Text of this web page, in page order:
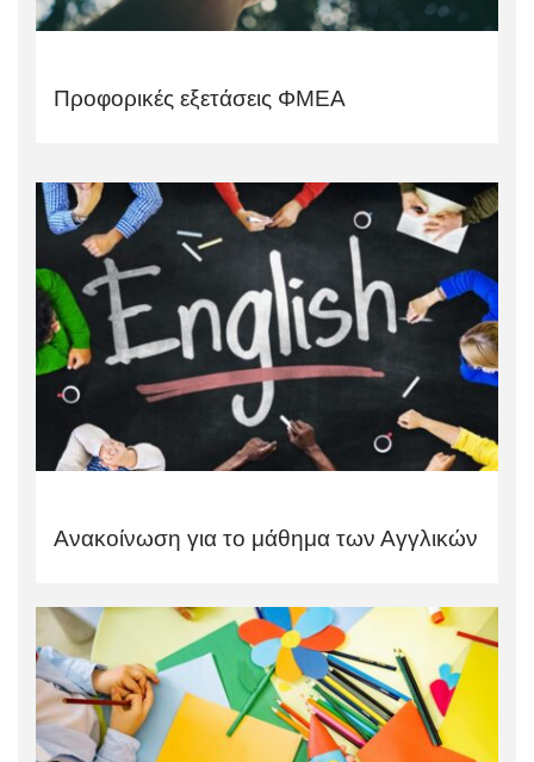
Προφορικές εξετάσεις ΦΜΕΑ
Ανακοίνωση για το μάθημα των Αγγλικών